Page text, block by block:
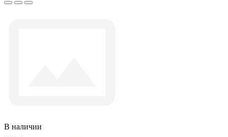
В наличии